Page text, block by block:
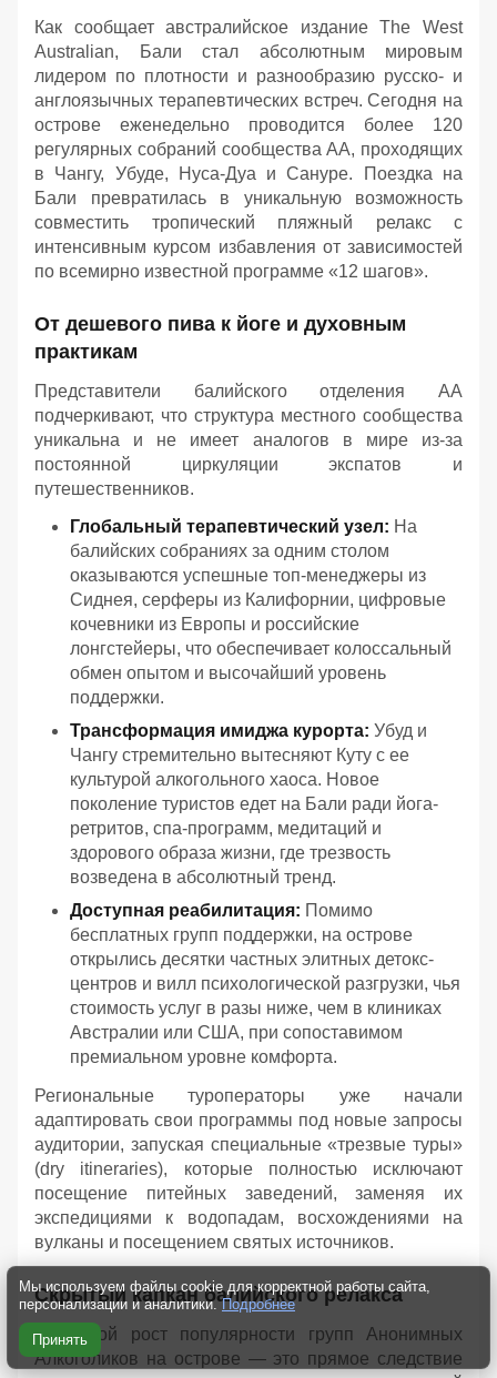
Как сообщает австралийское издание The West
Australian, Бали стал абсолютным мировым
лидером по плотности и разнообразию русско- и
англоязычных терапевтических встреч. Сегодня на
острове еженедельно проводится более 120
регулярных собраний сообщества АА, проходящих
в Чангу, Убуде, Нуса-Дуа и Сануре. Поездка на
Бали превратилась в уникальную возможность
совместить тропический пляжный релакс с
интенсивным курсом избавления от зависимостей
по всемирно известной программе «12 шагов».
От дешевого пива к йоге и духовным
практикам
Представители балийского отделения АА
подчеркивают, что структура местного сообщества
уникальна и не имеет аналогов в мире из-за
постоянной циркуляции экспатов и
путешественников.
Глобальный терапевтический узел: На
балийских собраниях за одним столом
оказываются успешные топ-менеджеры из
Сиднея, серферы из Калифорнии, цифровые
кочевники из Европы и российские
лонгстейеры, что обеспечивает колоссальный
обмен опытом и высочайший уровень
поддержки.
Трансформация имиджа курорта: Убуд и
Чангу стремительно вытесняют Куту с ее
культурой алкогольного хаоса. Новое
поколение туристов едет на Бали ради йога-
ретритов, спа-программ, медитаций и
здорового образа жизни, где трезвость
возведена в абсолютный тренд.
Доступная реабилитация: Помимо
бесплатных групп поддержки, на острове
открылись десятки частных элитных детокс-
центров и вилл психологической разгрузки, чья
стоимость услуг в разы ниже, чем в клиниках
Австралии или США, при сопоставимом
премиальном уровне комфорта.
Региональные туроператоры уже начали
адаптировать свои программы под новые запросы
аудитории, запуская специальные «трезвые туры»
(dry itineraries), которые полностью исключают
посещение питейных заведений, заменяя их
экспедициями к водопадам, восхождениями на
вулканы и посещением святых источников.
Скрытый капкан балийского релакса
Взрывной рост популярности групп Анонимных
Алкоголиков на острове — это прямое следствие
Мы используем файлы cookie для корректной работы сайта,
персонализации и аналитики. Подробнее
Принять